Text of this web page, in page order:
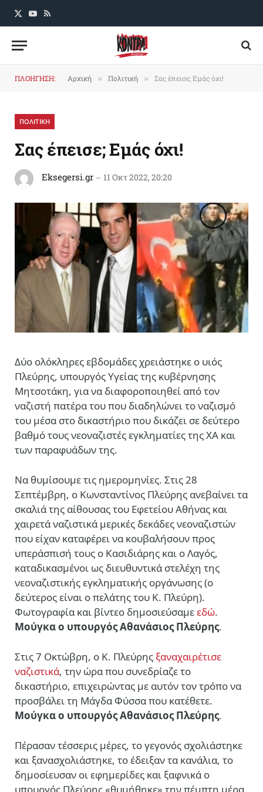
X
YouTube
RSS
ΠΛΟΗΓΗΣΗ: Αρχική » Πολιτική » Σας έπεισε; Εμάς όχι!
ΠΟΛΙΤΙΚΗ
Σας έπεισε; Εμάς όχι!
Eksegersi.gr 11 Οκτ 2022, 20:20
Δύο ολόκληρες εβδομάδες χρειάστηκε ο υιός
Πλεύρης, υπουργός Υγείας της κυβέρνησης
Μητσοτάκη, για να διαφοροποιηθεί από τον
ναζιστή πατέρα του που διαδηλώνει το ναζισμό
του μέσα στο δικαστήριο που δικάζει σε δεύτερο
βαθμό τους νεοναζιστές εγκληματίες της ΧΑ και
των παραφυάδων της.
Να θυμίσουμε τις ημερομηνίες. Στις 28
Σεπτέμβρη, ο Κωνσταντίνος Πλεύρης ανεβαίνει τα
σκαλιά της αίθουσας του Εφετείου Αθήνας και
χαιρετά ναζιστικά μερικές δεκάδες νεοναζιστών
που είχαν καταφέρει να κουβαλήσουν προς
υπεράσπισή τους ο Κασιδιάρης και ο Λαγός,
καταδικασμένοι ως διευθυντικά στελέχη της
νεοναζιστικής εγκληματικής οργάνωσης (ο
δεύτερος είναι ο πελάτης του Κ. Πλεύρη).
Φωτογραφία και βίντεο δημοσιεύσαμεεδώ.
Μούγκα ο υπουργός Αθανάσιος Πλεύρης.
Στις 7 Οκτώβρη, ο Κ. Πλεύρης ξαναχαιρέτισε
ναζιστικά, την ώρα που συνεδρίαζε το
δικαστήριο, επιχειρώντας με αυτόν τον τρόπο να
προσβάλει τη Μάγδα Φύσσα που κατέθετε.
Μούγκα ο υπουργός Αθανάσιος Πλεύρης.
Πέρασαν τέσσερις μέρες, το γεγονός σχολιάστηκε
και ξανασχολιάστηκε, το έδειξαν τα κανάλια, το
δημοσίευσαν οι εφημερίδες και ξαφνικά ο